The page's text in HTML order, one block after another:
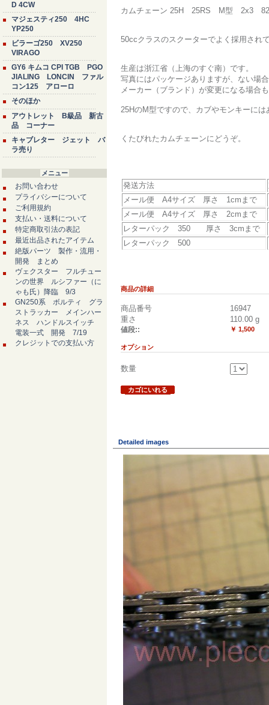
D 4CW
マジェスティ250 4HC
YP250
ビラーゴ250 XV250
VIRAGO
GY6 キムコ CPI TGB PGO
JIALING LONCIN ファル
コン125 アローロ
そのほか
アウトレット B級品 新古
品 コーナー
キャブレター ジェット バ
ラ売り
メニュー
お問い合わせ
プライバシーについて
ご利用規約
支払い・送料について
特定商取引法の表記
最近出品されたアイテム
絶版パーツ 製作・流用・
開発 まとめ
ヴェクスター フルチュー
ンの世界 ルシファー（に
ゃも氏）降臨 9/3
GN250系 ボルティ グラ
ストラッカー メインハー
ネス ハンドルスイッチ
電装一式 開発 7/19
クレジットでの支払い方
カムチェーン 25H 25RS M型 2x3
50ccクラスのスクーターでよく採用され
生産は浙江省（上海のすぐ南）です。
写真にはパッケージありますが、ない場
メーカー（ブランド）が変更になる場合
25HのM型ですので、カブやモンキーには
くたびれたカムチェーンにどうぞ。
発送方法
メール便 A4サイズ 厚さ 1cmまで
メール便 A4サイズ 厚さ 2cmまで
レターパック 350 厚さ 3cmまで
レターパック 500
商品の詳細
商品番号
16947
重さ
110.00 g
値段:: ￥ 1,500
オプション
数量
カゴにいれる
Detailed images